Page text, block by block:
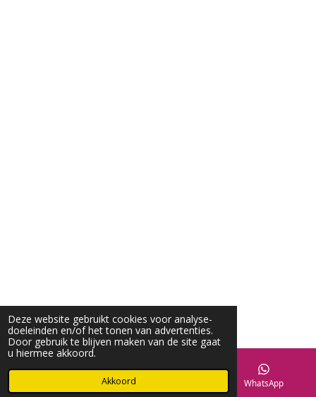
Deze website gebruikt cookies voor analyse-
doeleinden en/of het tonen van advertenties.
Door gebruik te blijven maken van de site gaat
u hiermee akkoord.
Akkoord
Facebook WhatsApp